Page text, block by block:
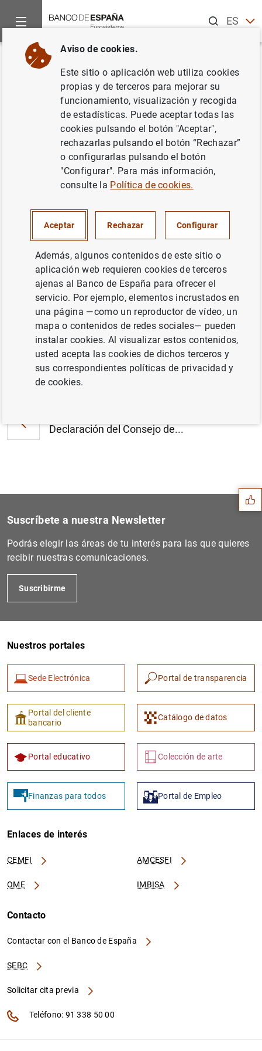
ESEN
Inicio Noticias y eventos
Volver
Estado financiero consolidado
del Eurosistema a 26 de febrero
de 2010
POLÍTICA MONETARIA
ESPAÑA SITUACIÓN ECONÓMICA
Estado financiero consolidado del
Eurosistema a 26 de febrero de 2010 (84
KB
Declaración del Consejo de...
Siguiente
Evolución monetaria en la z...
Sugerencias
1 2
Suscríbete a nuestra Newsletter
Podrás elegir las áreas de tu interés para las que quieres
recibir nuestras comunicaciones.
Suscribirme
Nuestros portales
Sede Electrónica Portal de transparencia
Portal del cliente
bancario
Catálogo de datos
Portal educativo Colección de arte
Finanzas para todos Portal de Empleo
Enlaces de interés
CEMFI AMCESFI
OME IMBISA
Contacto
Contactar con el Banco de España
SEBC
Solicitar cita previa
Teléfono: 91 338 50 00
Aviso de cookies.
Este sitio o aplicación web utiliza cookies
propias y de terceros para mejorar su
funcionamiento, visualización y recogida
de estadísticas. Puede aceptar todas las
cookies pulsando el botón "Aceptar",
rechazarlas pulsando el botón “Rechazar”
o configurarlas pulsando el botón
"Configurar". Para más información,
consulte la Política de cookies.
Aceptar Rechazar Configurar
Además, algunos contenidos de este sitio o
aplicación web requieren cookies de terceros
ajenas al Banco de España para ofrecer el
servicio. Por ejemplo, elementos incrustados en
una página —como un reproductor de vídeo, un
mapa o contenidos de redes sociales— pueden
instalar cookies. Al visualizar estos contenidos,
usted acepta las cookies de dichos terceros y
sus correspondientes políticas de privacidad y
de cookies.